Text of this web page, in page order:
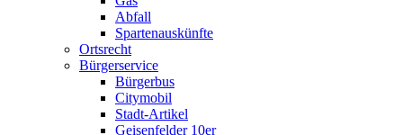
Abfall
Spartenauskünfte
Ortsrecht
Bürgerservice
Bürgerbus
Citymobil
Stadt-Artikel
Geisenfelder 10er